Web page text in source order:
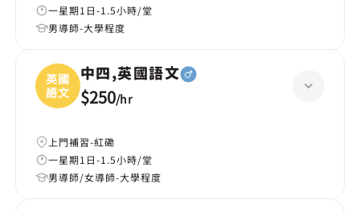
一星期1日-1.5小時/堂
男導師-大學程度
英國
語文
中四,英國語文
$250/hr
上門補習-紅磡
一星期1日-1.5小時/堂
男導師/女導師-大學程度